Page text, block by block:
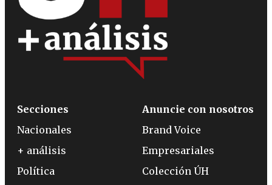
Secciones
Nacionales
+ análisis
Política
Anuncie con nosotros
Brand Voice
Empresariales
Colección ÚH